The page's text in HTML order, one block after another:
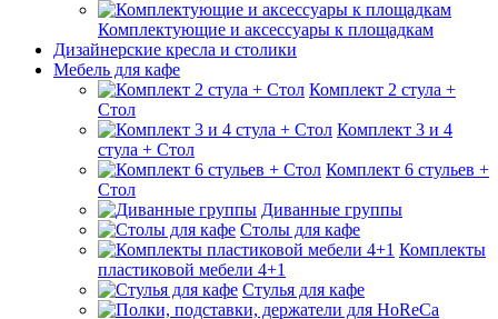
Комплектующие и аксессуары к площадкам
Дизайнерские кресла и столики
Мебель для кафе
Комплект 2 стула +
Стол
Комплект 3 и 4
стула + Стол
Комплект 6 стульев +
Стол
Диванные группы
Столы для кафе
Комплекты
пластиковой мебели 4+1
Стулья для кафе